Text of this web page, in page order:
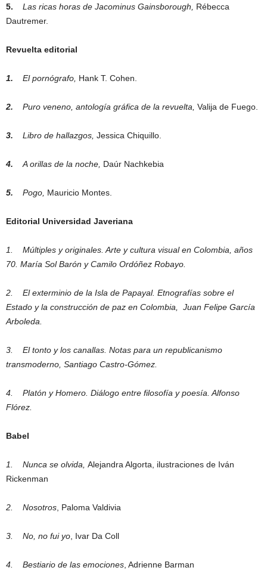
5. Las ricas horas de Jacominus Gainsborough, Rébecca
Dautremer.
Revuelta editorial
1. El pornógrafo, Hank T. Cohen.
2. Puro veneno, antología gráfica de la revuelta, Valija de Fuego.
3. Libro de hallazgos, Jessica Chiquillo.
4. A orillas de la noche, Daúr Nachkebia
5. Pogo, Mauricio Montes.
Editorial Universidad Javeriana
1. Múltiples y originales. Arte y cultura visual en Colombia, años
70. María Sol Barón y Camilo Ordóñez Robayo.
2. El exterminio de la Isla de Papayal. Etnografías sobre el
Estado y la construcción de paz en Colombia, Juan Felipe García
Arboleda.
3. El tonto y los canallas. Notas para un republicanismo
transmoderno, Santiago Castro-Gómez.
4. Platón y Homero. Diálogo entre filosofía y poesía. Alfonso
Flórez.
Babel
1. Nunca se olvida, Alejandra Algorta, ilustraciones de Iván
Rickenman
2. Nosotros , Paloma Valdivia
3. No, no fui yo , Ivar Da Coll
4. Bestiario de las emociones , Adrienne Barman